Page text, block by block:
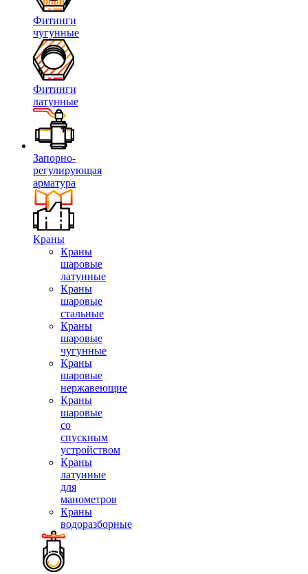
Фитинги
чугунные
Фитинги
латунные
Запорно-
регулирующая
арматура
Краны
Краны
шаровые
латунные
Краны
шаровые
стальные
Краны
шаровые
чугунные
Краны
шаровые
нержавеющие
Краны
шаровые
со
спускным
устройством
Краны
латунные
для
манометров
Краны
водоразборные